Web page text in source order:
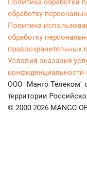
Политика обработки
обработку
Политика
обработку
правоохранительных
Условия оказания
конфиденциальности
ООО "Манго Телеком"
территории
© 2000-2026 MANGO